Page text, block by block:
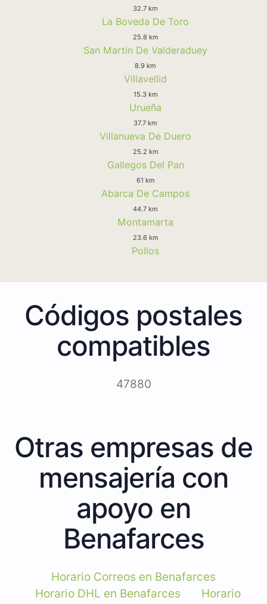
32.7 km
La Boveda De Toro
25.8 km
San Martin De Valderaduey
8.9 km
Villavellid
15.3 km
Urueña
37.7 km
Villanueva De Duero
25.2 km
Gallegos Del Pan
61 km
Abarca De Campos
44.7 km
Montamarta
23.6 km
Pollos
Códigos postales
compatibles
47880
Otras empresas de
mensajería con
apoyo en
Benafarces
Horario Correos en Benafarces
Horario DHL en Benafarces
Horario